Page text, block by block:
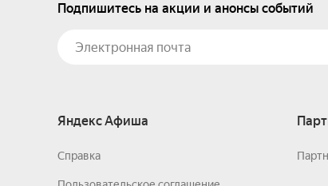
Подпишитесь на акции и анонсы событий
Яндекс Афиша
Справка